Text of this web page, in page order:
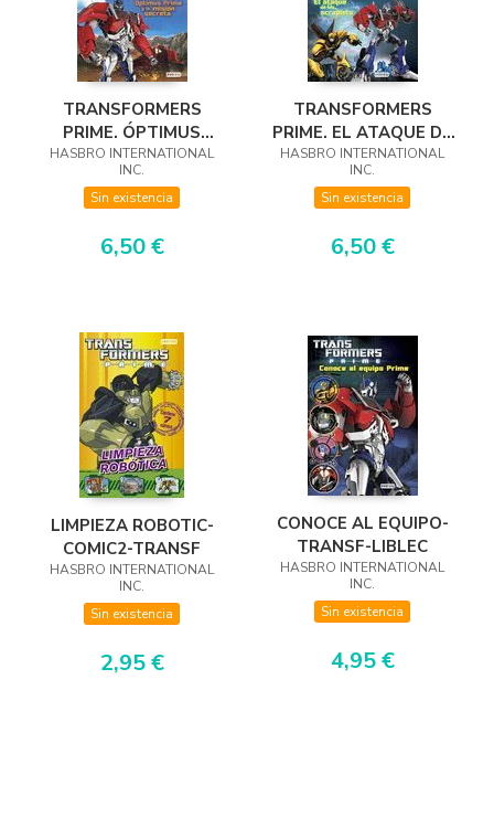
TRANSFORMERS
PRIME. ÓPTIMUS
PRIME Y LA MISIÓN
SECRETA
HASBRO INTERNATIONAL
INC.
Sin existencia
6,50 €
TRANSFORMERS
PRIME. EL ATAQUE DE
LOS SCRAPLETS
HASBRO INTERNATIONAL
INC.
Sin existencia
6,50 €
LIMPIEZA ROBOTIC-
COMIC2-TRANSF
HASBRO INTERNATIONAL
INC.
Sin existencia
2,95 €
CONOCE AL EQUIPO-
TRANSF-LIBLEC
HASBRO INTERNATIONAL
INC.
Sin existencia
4,95 €